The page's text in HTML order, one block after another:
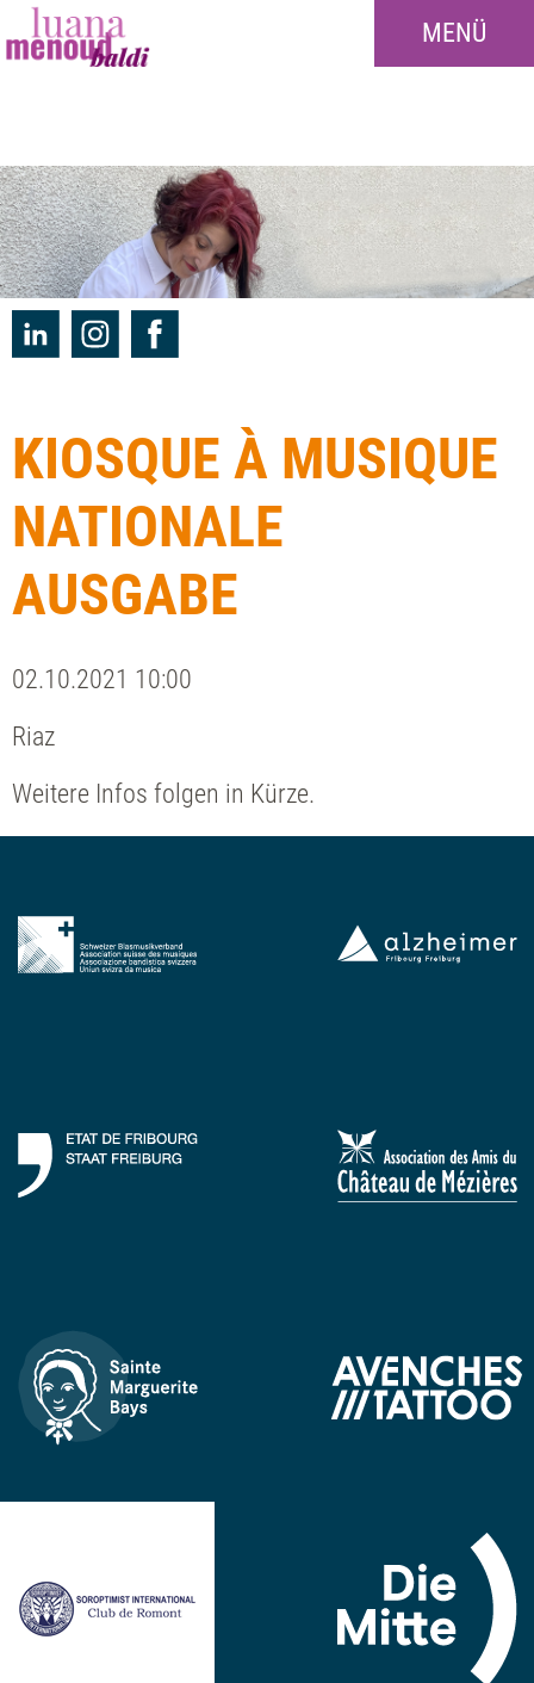
MENÜ
KIOSQUE À MUSIQUE
NATIONALE
AUSGABE
02.10.2021 10:00
Riaz
Weitere Infos folgen in Kürze.